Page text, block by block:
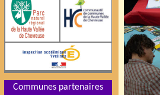
Communes partenaires